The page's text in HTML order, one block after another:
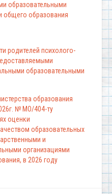
образовательными
общего образования
родителей психолого-
образовательными
образования
№ МО/404-ту
оценки
образовательных
и
организациями
в 2026 году